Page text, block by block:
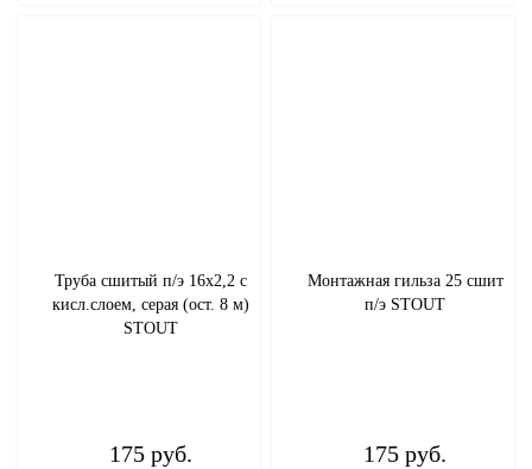
Труба сшитый п/э 16х2,2 с
кисл.слоем, серая (ост. 8 м)
STOUT
175 руб.
Монтажная гильза 25 сшит
п/э STOUT
175 руб.